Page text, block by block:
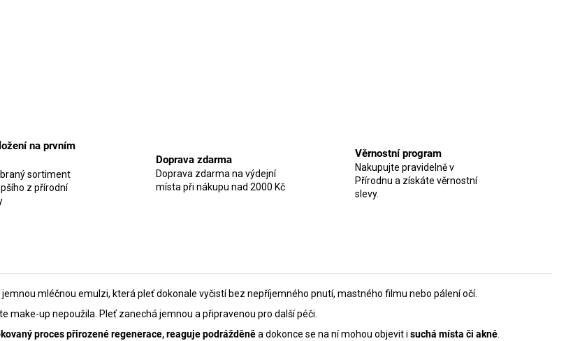
na prvním
sortiment
z přírodní
Doprava zdarma
Doprava zdarma na výdejní
místa při nákupu nad 2000 Kč
Věrnostní program
Nakupujte pravidelně v
Přírodnu a získáte věrnostní
slevy.
mléčnou emulzi, která pleť dokonale vyčistí bez nepříjemného pnutí, mastného filmu nebo pálení očí.
make-up nepoužila. Pleť zanechá jemnou a připravenou pro další péči.
proces přirozené regenerace, reaguje podrážděněa dokonce se na ní mohou objevit i suchá místa či akné